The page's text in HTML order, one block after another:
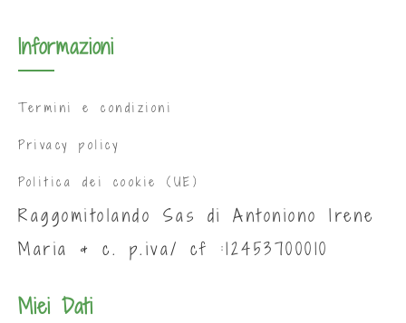
Informazioni
Termini e condizioni
Privacy policy
Politica dei cookie (UE)
Raggomitolando Sas di Antoniono Irene
Maria & c. p.iva/ cf :12453700010
Miei Dati